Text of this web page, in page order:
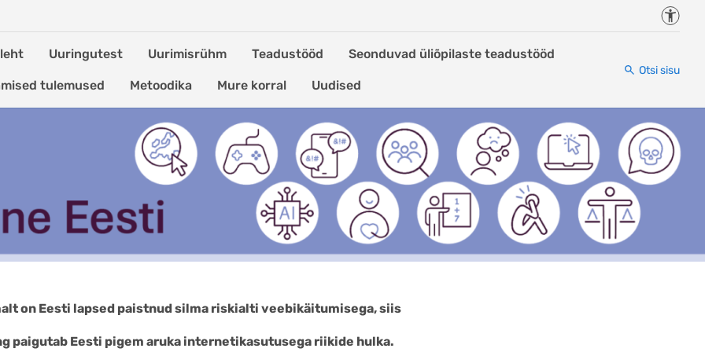
Uuringutest Uurimisrühm Teadustööd Seonduvad üliõpilaste teadustööd
tulemused Metoodika Mure korral Uudised
Otsi sisu
on Eesti lapsed paistnud silma riskialti veebikäitumisega, siis
paigutab Eesti pigem aruka internetikasutusega riikide hulka.